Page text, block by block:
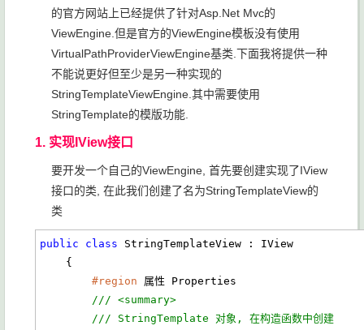
的官方网站上已经提供了针对Asp.Net Mvc的
ViewEngine.但是官方的ViewEngine模板没有使用
VirtualPathProviderViewEngine基类.下面我将提供一种
不能说更好但至少是另一种实现的
StringTemplateViewEngine.其中需要使用
StringTemplate的模版功能.
1. 实现IView接口
要开发一个自己的ViewEngine, 首先要创建实现了IView
接口的类, 在此我们创建了名为StringTemplateView的
类
public class StringTemplateView : IView
#region 属性 Properties
/// <summary>
/// StringTemplate 对象, 在构造函数中创建